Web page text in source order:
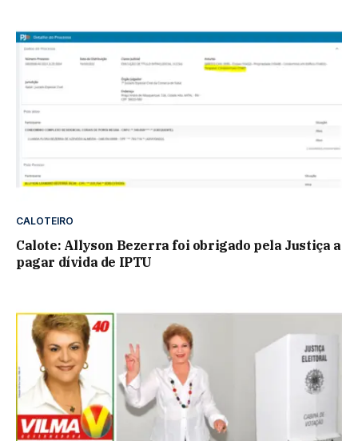
CALOTEIRO
Calote: Allyson Bezerra foi obrigado pela Justiça a
pagar dívida de IPTU